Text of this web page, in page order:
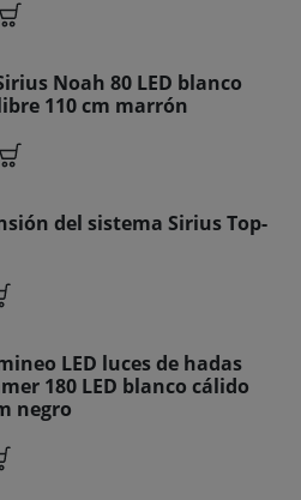
Noah 80 LED blanco
110 cm marrón
del sistema Sirius Top-
LED luces de hadas
180 LED blanco cálido
negro